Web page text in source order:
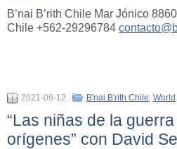
B’nai B’rith Chile Mar Jónico
Chile +562-29296784
2021-06-12 B'nai B'rith Chile, World
“Las niñas de la
orígenes” con David